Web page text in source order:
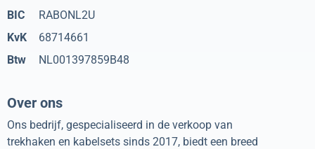
BIC
RABONL2U
KvK
68714661
Btw
NL001397859B48
Over ons
Ons bedrijf, gespecialiseerd in de verkoop van
trekhaken en kabelsets sinds 2017, biedt een breed